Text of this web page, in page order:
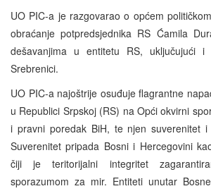
UO PIC-a je razgovarao o općem
obraćanje potpredsjednika RS Ćamila
dešavanjima u entitetu RS, uključujući i
Srebrenici.
UO PIC-a najoštrije osuđuje flagrantne
u Republici Srpskoj (RS) na Opći okvirni
i pravni poredak BiH, te njen suverenitet i
Suverenitet pripada Bosni i Hercegovini
čiji je teritorijalni integritet
sporazumom za mir. Entiteti unutar